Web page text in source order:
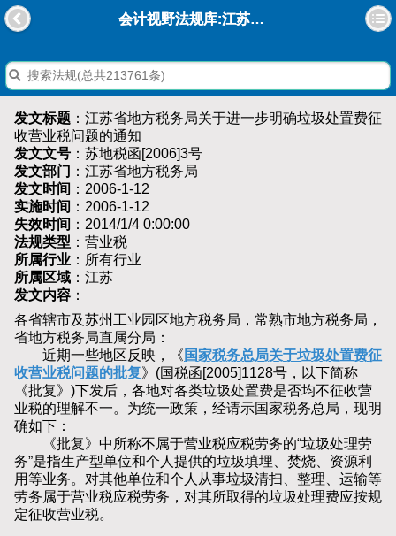
会计视野法规库:江苏省地方税务局关于进一步明确垃圾处置费征收营业税问题的通知
发文标题 ：江苏省地方税务局关于进一步明确垃圾处置费征
收营业税问题的通知
发文文号 ：苏地税函[2006]3号
发文部门 ：江苏省地方税务局
发文时间 ：2006-1-12
实施时间 ：2006-1-12
失效时间 ：2014/1/4 0:00:00
法规类型 ：营业税
所属行业 ：所有行业
所属区域 ：江苏
发文内容 ：
各省辖市及苏州工业园区地方税务局，常熟市地方税务局，
省地方税务局直属分局：
近期一些地区反映，《 国家税务总局关于垃圾处置费征
收营业税问题的批复》(国税函[2005]1128号，以下简称
《批复》)下发后，各地对各类垃圾处置费是否均不征收营
业税的理解不一。为统一政策，经请示国家税务总局，现明
确如下：
《批复》中所称不属于营业税应税劳务的“垃圾处理劳
务”是指生产型单位和个人提供的垃圾填埋、焚烧、资源利
用等业务。对其他单位和个人从事垃圾清扫、整理、运输等
劳务属于营业税应税劳务，对其所取得的垃圾处理费应按规
定征收营业税。